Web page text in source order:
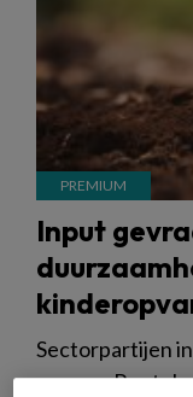
Input
Sectorpartijen
aan een